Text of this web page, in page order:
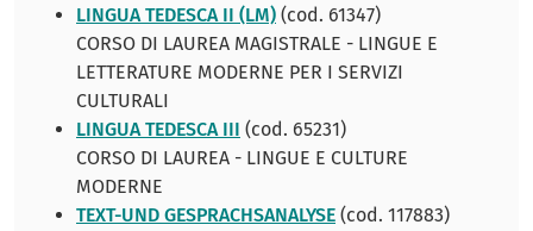
LINGUA TEDESCA II (LM) (cod. 61347)
CORSO DI LAUREA MAGISTRALE - LINGUE E
LETTERATURE MODERNE PER I SERVIZI
CULTURALI
LINGUA TEDESCA III (cod. 65231)
CORSO DI LAUREA - LINGUE E CULTURE
MODERNE
TEXT-UND GESPRACHSANALYSE (cod. 117883)